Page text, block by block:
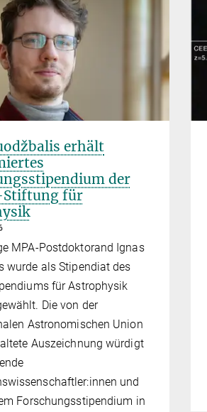
erhält
der
Stiftung für
MPA-Postdoktorand Ignas
wurde als Stipendiat des
für Astrophysik
Die von der
Astronomischen Union
Auszeichnung würdigt
und
Forschungsstipendium in